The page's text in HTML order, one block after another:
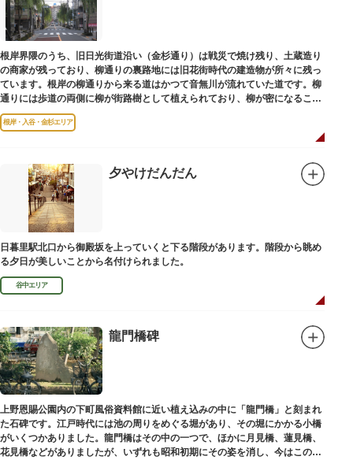
根岸界隈のうち、旧日光街道沿い（金杉通り）は戦災で焼け残り、土蔵造り
の商家が残っており、柳通りの裏路地には旧花街時代の建造物が所々に残っ
ています。根岸の柳通りから来る道はかつて音無川が流れていた道です。柳
通りには歩道の両側に柳が街路樹として植えられており、柳が密になるこの
通りがかつて花街のあった界隈です。
根岸・入谷・金杉エリア
夕やけだんだん
日暮里駅北口から御殿坂を上っていくと下る階段があります。階段から眺め
る夕日が美しいことから名付けられました。
谷中エリア
龍門橋碑
上野恩賜公園内の下町風俗資料館に近い植え込みの中に「龍門橋」と刻まれ
た石碑です。江戸時代には池の周りをめぐる堀があり、その堀にかかる小橋
がいくつかありました。龍門橋はその中の一つで、ほかに月見橋、蓮見橋、
花見橋などがありましたが、いずれも昭和初期にその姿を消し、今はこの石